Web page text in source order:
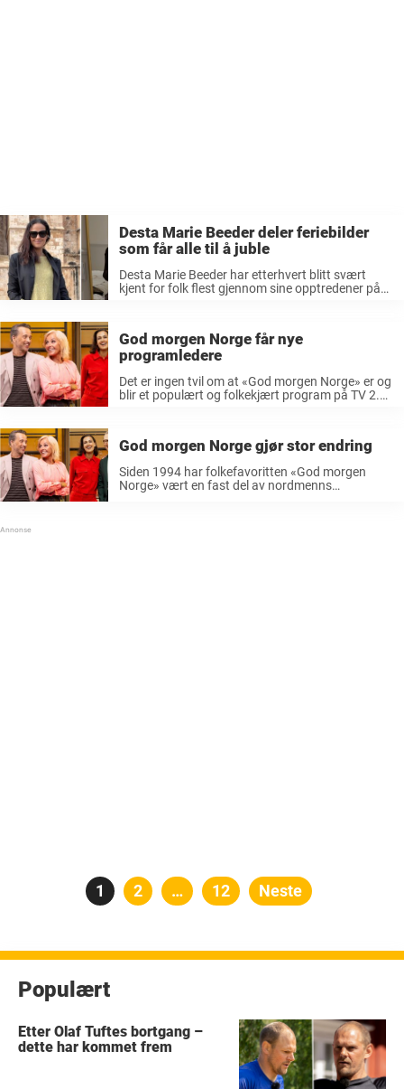
Desta Marie Beeder deler feriebilder
som får alle til å juble
Desta Marie Beeder har etterhvert blitt svært
kjent for folk flest gjennom sine opptredener på
God morgen Norge får nye
programledere
Det er ingen tvil om at «God morgen Norge» er og
blir et populært og folkekjært program på TV 2.
God morgen Norge gjør stor endring
Siden 1994 har folkefavoritten «God morgen
Norge» vært en fast del av nordmenns
Posts
Side
1 Side
2 … Side
12 Neste
Populært
Etter Olaf Tuftes bortgang –
dette har kommet frem